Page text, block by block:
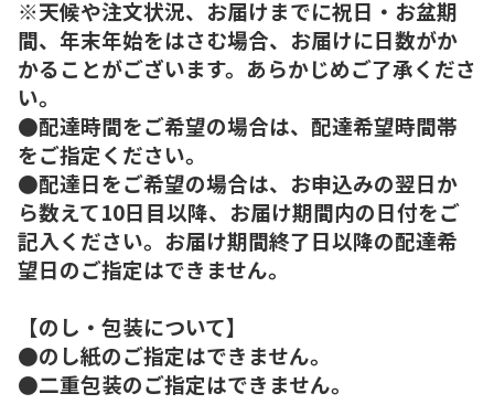
※天候や注文状況、お届けまでに祝日・お盆期
間、年末年始をはさむ場合、お届けに日数がか
かることがございます。あらかじめご了承くださ
い。
●配達時間をご希望の場合は、配達希望時間帯
をご指定ください。
●配達日をご希望の場合は、お申込みの翌日か
ら数えて10日目以降、お届け期間内の日付をご
記入ください。お届け期間終了日以降の配達希
望日のご指定はできません。
【のし・包装について】
●のし紙のご指定はできません。
●二重包装のご指定はできません。